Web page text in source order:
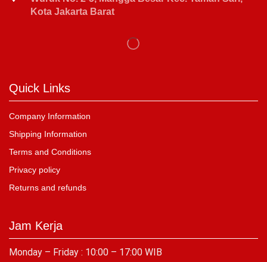
Kota Jakarta Barat
Quick Links
Company Information
Shipping Information
Terms and Conditions
Privacy policy
Returns and refunds
Jam Kerja
Monday – Friday : 10:00 – 17:00 WIB